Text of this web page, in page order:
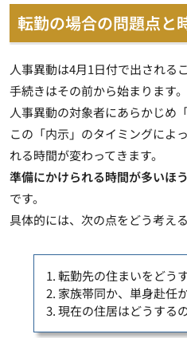
転勤の場合の問題点と
人事異動は4月1日付で出される
手続きはその前から始まります。
人事異動の対象者にあらかじめ
この「内示」のタイミングによ
れる時間が変わってきます。
準備にかけられる時間が多いほ
です。
具体的には、次の点をどう考え
1. 転勤先の住まいをどう
2. 家族帯同か、単身赴任
3. 現在の住居はどうする